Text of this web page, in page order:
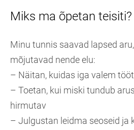
Miks ma õpetan teisiti?
Minu tunnis saavad lapsed
mõjutavad nende elu:
– Näitan, kuidas iga valem
– Toetan, kui miski tundub
hirmutav
– Julgustan leidma seoseid ja